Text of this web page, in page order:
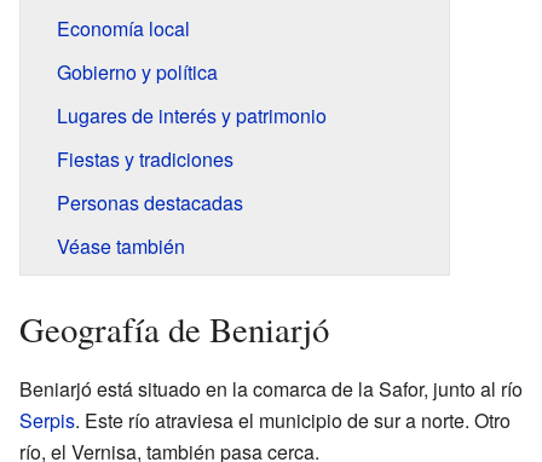
Economía local
Gobierno y política
Lugares de interés y patrimonio
Fiestas y tradiciones
Personas destacadas
Véase también
Geografía de Beniarjó
Beniarjó está situado en la comarca de la Safor, junto al río
Serpis. Este río atraviesa el municipio de sur a norte. Otro
río, el Vernisa, también pasa cerca.